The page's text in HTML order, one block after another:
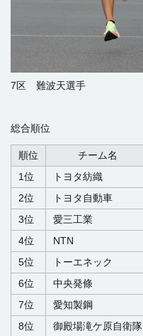
7区 難波天選手
総合順位
順位 チーム名
1位
トヨタ紡織
2位
トヨタ自動車
3位
愛三工業
4位
NTN
5位
トーエネック
6位
中央発條
7位
愛知製鋼
8位
御殿場滝ケ原自衛隊